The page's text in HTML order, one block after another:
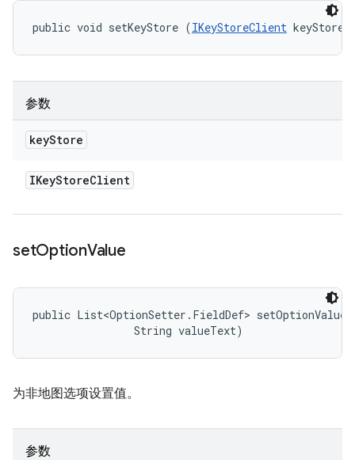
public void setKeyStore (IKeyStoreClient keyStore)
参数
keyStore
IKeyStoreClient
setOptionValue
public List<OptionSetter.FieldDef>
                String valueText)
为非地图选项设置值。
参数